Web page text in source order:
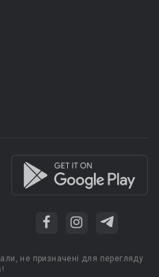
не призначені для перегляду